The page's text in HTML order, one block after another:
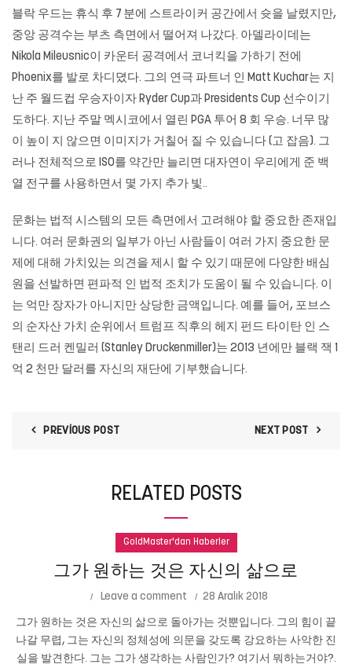
블락 우드는 휴식 후 7 분에 스트라이커 공간에서 슛을 날렸지만,
중앙 공격수는 부츠 측면에서 떨어져 나갔다. 아델라이데는
Nikola Mileusnic이 카운터 공격에서 코너킥을 가하기 전에
Phoenix를 발로 차디뎠다. 그의 연극 파트너 인 Matt Kuchar는 지
난 주 월드컵 우승자이자 Ryder Cup과 Presidents Cup 선수이기
도하다. 지난 주말 멕시코에서 열린 PGA 투어 8 회 우승. 너무 많
이 높이 지 않으면 이미지가 거칠어 질 수 있습니다 (고 잡음). 그
러나 전체적으로 ISO를 약간만 늘리면 대자연이 우리에게 준 백
열 전구를 사용하면서 몇 가지 추가 빛..
문화는 법적 시스템의 모든 측면에서 고려해야 할 중요한 존재입
니다. 여러 문화권의 일부가 아닌 사람들이 여러 가지 중요한 문
제에 대해 가치있는 의견을 제시 할 수 있기 때문에 다양한 배심
원을 선발하면 편파적 인 법적 조치가 도움이 될 수 있습니다. 이
는 억만 장자가 아니지만 상당한 금액입니다. 예를 들어, 포브스
의 순자산 가치 순위에서 트럼프 직후의 헤지 펀드 타이탄 인 스
탠리 드러 켄밀러 (Stanley Druckenmiller)는 2013 년에만 블랙 잭 1
억 2 천만 달러를 자신의 재단에 기부했습니다.
PREVIOUS POST NEXT POST
RELATED POSTS
GoldMaster'dan Haberler
그가 원하는 것은 자신의 삶으로
Leave a comment 28 Aralık 2018
그가 원하는 것은 자신의 삶으로 돌아가는 것뿐입니다. 그의 힘이 끝
나갈 무렵, 그는 자신의 정체성에 의문을 갖도록 강요하는 사악한 진
실을 발견한다. 그는 그가 생각하는 사람인가? 여기서 뭐하는거야?.